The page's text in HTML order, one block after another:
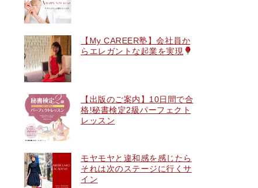
【My CAREER塾】会社員か
らエレガントな起業を実現
【出版のご案内】10日間で合
格!秘書検定2級パーフェクト
レッスン
モヤモヤと違和感を感じたら
それは次のステージに行くサ
イン